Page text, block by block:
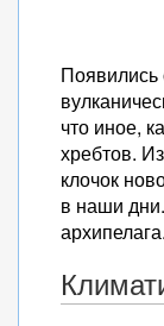
Появились
что иное,
хребтов.
клочок
в наши
архипелага.